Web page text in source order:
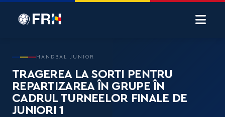
HANDBAL JUNIOR
TRAGEREA LA SORTI PENTRU
REPARTIZAREA ÎN GRUPE ÎN
CADRUL TURNEELOR FINALE DE
JUNIORI 1